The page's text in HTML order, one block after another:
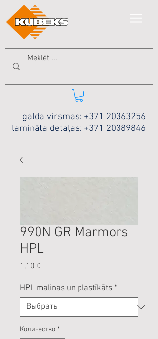
galda virsmas: +371 20363256
lamināta detaļas: +371 20389846
990N GR Marmors
HPL
1,10 €
HPL maliņas un plastīkāts *
Количество *